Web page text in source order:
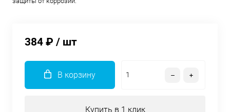
384 ₽ / шт
В корзину
Купить в 1 клик